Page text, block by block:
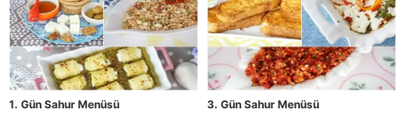
1. Gün Sahur Menüsü 3. Gün Sahur Menüsü